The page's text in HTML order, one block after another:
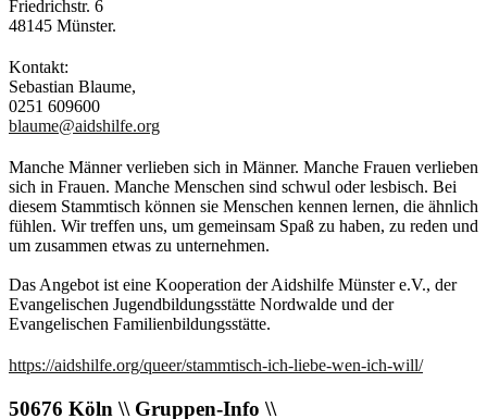
Friedrichstr. 6
48145 Münster.
Kontakt:
Sebastian Blaume,
0251 609600
blaume@aidshilfe.org
Manche Männer verlieben sich in Männer. Manche Frauen verlieben
sich in Frauen. Manche Menschen sind schwul oder lesbisch. Bei
diesem Stammtisch können sie Menschen kennen lernen, die ähnlich
fühlen. Wir treffen uns, um gemeinsam Spaß zu haben, zu reden und
um zusammen etwas zu unternehmen.
Das Angebot ist eine Kooperation der Aidshilfe Münster e.V., der
Evangelischen Jugendbildungsstätte Nordwalde und der
Evangelischen Familienbildungsstätte.
https://aidshilfe.org/queer/stammtisch-ich-liebe-wen-ich-will/
50676 Köln \\ Gruppen-Info \\